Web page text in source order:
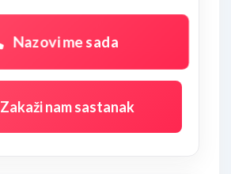
Nazovi me sada
Zakaži nam sastanak